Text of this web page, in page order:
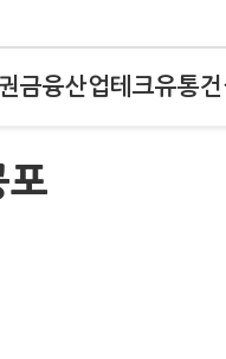
금융산업테크유통건
포